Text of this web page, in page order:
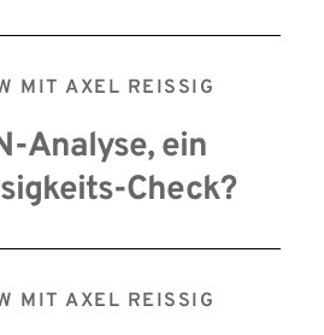
MIT AXEL REISSIG
Check?
MIT AXEL REISSIG